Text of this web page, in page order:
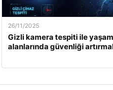
26/11/2025
Gizli kamera tespiti ile yaşam
alanlarında güvenliği